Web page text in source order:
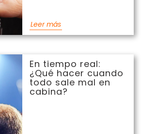
Leer más
En tiempo real:
¿Qué hacer cuando
todo sale mal en
cabina?